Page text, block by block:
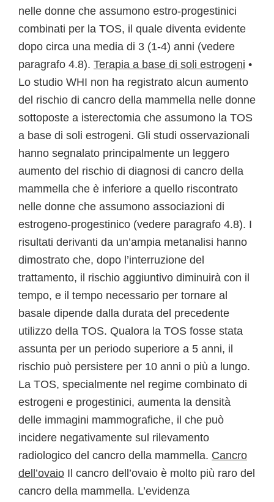
nelle donne che assumono estro-progestinici
combinati per la TOS, il quale diventa evidente
dopo circa una media di 3 (1-4) anni (vedere
paragrafo 4.8). Terapia a base di soli estrogeni •
Lo studio WHI non ha registrato alcun aumento
del rischio di cancro della mammella nelle donne
sottoposte a isterectomia che assumono la TOS
a base di soli estrogeni. Gli studi osservazionali
hanno segnalato principalmente un leggero
aumento del rischio di diagnosi di cancro della
mammella che è inferiore a quello riscontrato
nelle donne che assumono associazioni di
estrogeno-progestinico (vedere paragrafo 4.8). I
risultati derivanti da un’ampia metanalisi hanno
dimostrato che, dopo l’interruzione del
trattamento, il rischio aggiuntivo diminuirà con il
tempo, e il tempo necessario per tornare al
basale dipende dalla durata del precedente
utilizzo della TOS. Qualora la TOS fosse stata
assunta per un periodo superiore a 5 anni, il
rischio può persistere per 10 anni o più a lungo.
La TOS, specialmente nel regime combinato di
estrogeni e progestinici, aumenta la densità
delle immagini mammografiche, il che può
incidere negativamente sul rilevamento
radiologico del cancro della mammella. Cancro
dell’ovaio Il cancro dell’ovaio è molto più raro del
cancro della mammella. L’evidenza